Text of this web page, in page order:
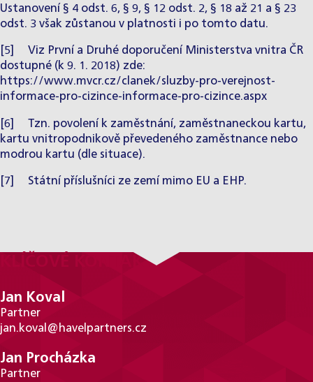
Ustanovení § 4 odst. 6, § 9, § 12 odst. 2, § 18 až 21 a § 23
odst. 3 však zůstanou v platnosti i po tomto datu.
[5]
Viz První a Druhé doporučení Ministerstva vnitra ČR
dostupné (k 9. 1. 2018) zde:
https://www.mvcr.cz/clanek/sluzby-pro-verejnost-
informace-pro-cizince-informace-pro-cizince.aspx
[6]
Tzn. povolení k zaměstnání, zaměstnaneckou kartu,
kartu vnitropodnikově převedeného zaměstnance nebo
modrou kartu (dle situace).
[7] Státní příslušníci ze zemí mimo EU a EHP.
KLÍČOVÉ KONTAKTY
Jan Koval
Partner
jan.koval@havelpartners.cz
Jan Procházka
Partner